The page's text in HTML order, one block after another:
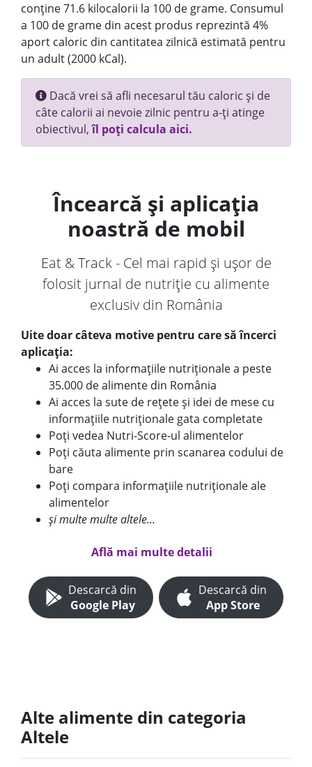
conține 71.6 kilocalorii la 100 de grame. Consumul
a 100 de grame din acest produs reprezintă 4%
aport caloric din cantitatea zilnică estimată pentru
un adult (2000 kCal).
Dacă vrei să afli necesarul tău caloric și de
câte calorii ai nevoie zilnic pentru a-ți atinge
obiectivul,îl poți calcula aici.
Încearcă și aplicația
noastră de mobil
Eat & Track - Cel mai rapid și ușor de
folosit jurnal de nutriție cu alimente
exclusiv din România
Uite doar câteva motive pentru care să încerci
aplicația:
Ai acces la informațiile nutriționale a peste
35.000 de alimente din România
Ai acces la sute de rețete și idei de mese cu
informațiile nutriționale gata completate
Poți vedea Nutri-Score-ul alimentelor
Poți căuta alimente prin scanarea codului de
bare
Poți compara informațiile nutriționale ale
alimentelor
și multe multe altele...
Află mai multe detalii
Descarcă din
Google Play
Descarcă din
App Store
Alte alimente din categoria
Altele